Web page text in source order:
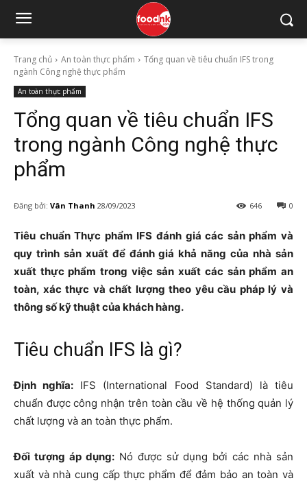
Trang chủ An toàn thực phẩm
Tổng quan về tiêu chuẩn IFS trong
ngành Công nghệ thực phẩm
An toàn thực phẩm
Tổng quan về tiêu chuẩn IFS
trong ngành Công nghệ thực
phẩm
Đăng bởi: Vân Thanh 28/09/2023 0
646
Tiêu chuẩn Thực phẩm IFS đánh giá các sản phẩm và
quy trình sản xuất để đánh giá khả năng của nhà sản
xuất thực phẩm trong việc sản xuất các sản phẩm an
toàn, xác thực và chất lượng theo yêu cầu pháp lý và
thông số kỹ thuật của khách hàng.
Tiêu chuẩn IFS là gì?
Định nghĩa: IFS (International Food Standard) là tiêu
chuẩn được công nhận trên toàn cầu về hệ thống quản lý
chất lượng và an toàn thực phẩm.
Đối tượng áp dụng: Nó được sử dụng bởi các nhà sản
xuất và nhà cung cấp thực phẩm để đảm bảo an toàn và